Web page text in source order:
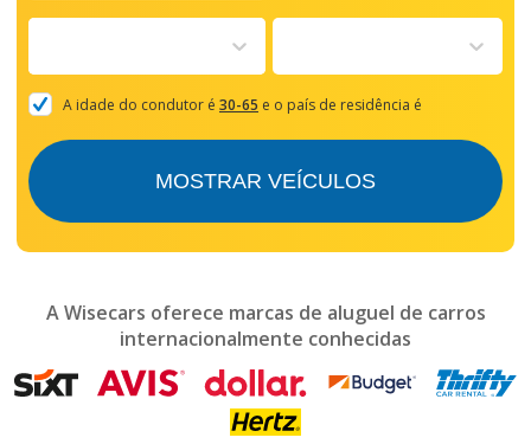
forward
with
the
and
mark
get
the
A idade do condutor é 30-65 e o país de residência é
MOSTRAR VEÍCULOS
A Wisecars oferece marcas de aluguel de carros
internacionalmente conhecidas